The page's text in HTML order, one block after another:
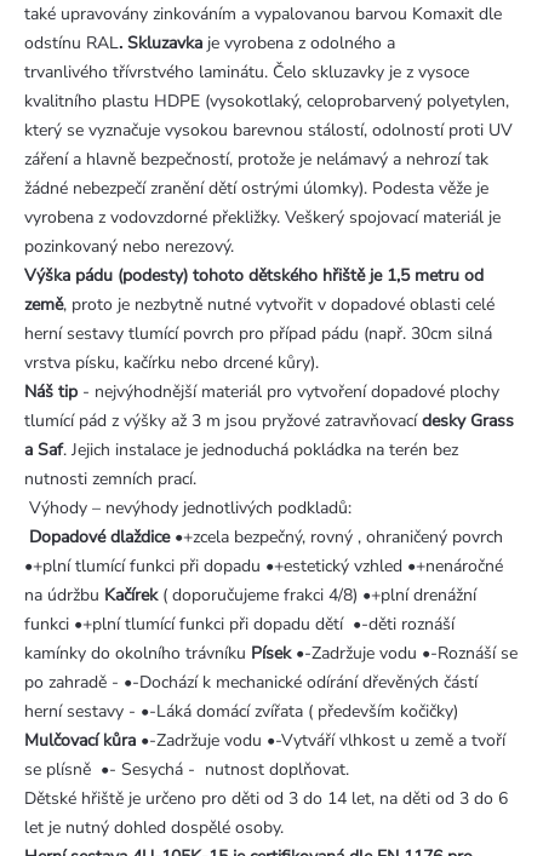
také upravovány zinkováním a vypalovanou barvou Komaxit dle
odstínu RAL. Skluzavka je vyrobena z odolného a
trvanlivého třívrstvého laminátu. Čelo skluzavky je z vysoce
kvalitního plastu HDPE (vysokotlaký, celoprobarvený polyetylen,
který se vyznačuje vysokou barevnou stálostí, odolností proti UV
záření a hlavně bezpečností, protože je nelámavý a nehrozí tak
žádné nebezpečí zranění dětí ostrými úlomky). Podesta věže je
vyrobena z vodovzdorné překližky. Veškerý spojovací materiál je
pozinkovaný nebo nerezový.
Výška pádu (podesty) tohoto dětského hřiště je 1,5 metru od
země, proto je nezbytně nutné vytvořit v dopadové oblasti celé
herní sestavy tlumící povrch pro případ pádu (např. 30cm silná
vrstva písku, kačírku nebo drcené kůry).
Náš tip - nejvýhodnější materiál pro vytvoření dopadové plochy
tlumící pád z výšky až 3 m jsou pryžové zatravňovacídesky Grass
a Saf. Jejich instalace je jednoduchá pokládka na terén bez
nutnosti zemních prací.
Výhody – nevýhody jednotlivých podkladů:
Dopadové dlaždice•+zcela bezpečný, rovný , ohraničený povrch
•+plní tlumící funkci při dopadu •+estetický vzhled •+nenáročné
na údržbu Kačírek( doporučujeme frakci 4/8) •+plní drenážní
funkci •+plní tlumící funkci při dopadu dětí •-děti roznáší
kamínky do okolního trávníku Písek•-Zadržuje vodu •-Roznáší se
po zahradě - •-Dochází k mechanické odírání dřevěných částí
herní sestavy - •-Láká domácí zvířata ( především kočičky)
Mulčovací kůra •-Zadržuje vodu •-Vytváří vlhkost u země a tvoří
se plísně •- Sesychá - nutnost doplňovat.
Dětské hřiště je určeno pro děti od 3 do 14 let, na děti od 3 do 6
let je nutný dohled dospělé osoby.